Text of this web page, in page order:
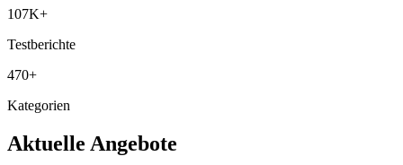
107K+
Testberichte
470+
Kategorien
Aktuelle Angebote